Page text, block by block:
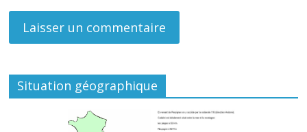
Situation géographique